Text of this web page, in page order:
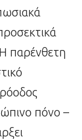
Η παρένθετη
πόνο –